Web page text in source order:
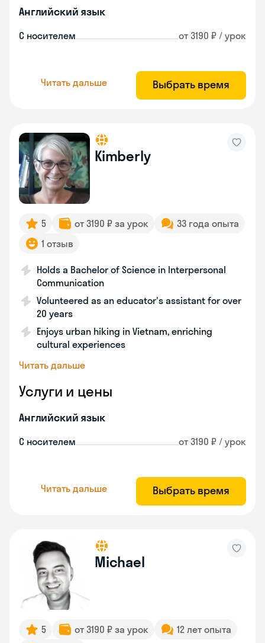
Английский язык
С носителем от 3190 ₽ / урок
Читать дальше Выбрать время
Kimberly
5 от 3190 ₽ за урок
33 года опыта
1 отзыв
Holds a Bachelor of Science in Interpersonal
Communication
Volunteered as an educator's assistant for over
20 years
Enjoys urban hiking in Vietnam, enriching
cultural experiences
Читать дальше
Услуги и цены
Английский язык
С носителем от 3190 ₽ / урок
Читать дальше Выбрать время
Michael
5 от 3190 ₽ за урок
12 лет опыта